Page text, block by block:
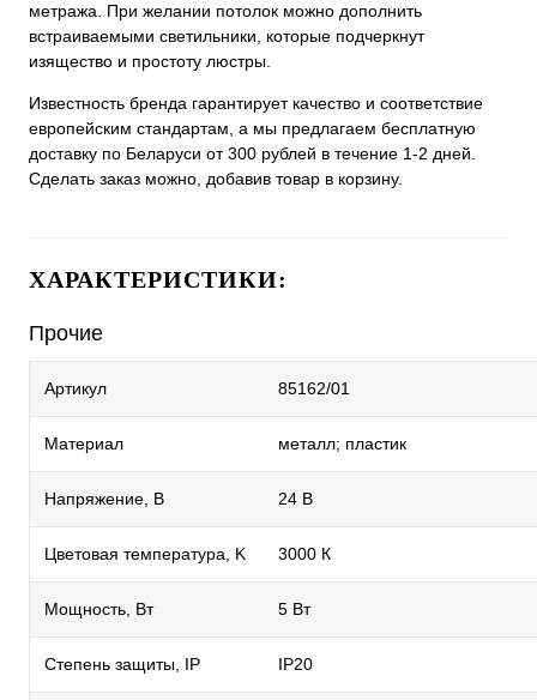
метража. При желании потолок можно дополнить
встраиваемыми светильники, которые подчеркнут
изящество и простоту люстры.
Известность бренда гарантирует качество и соответствие
европейским стандартам, а мы предлагаем бесплатную
доставку по Беларуси от 300 рублей в течение 1-2 дней.
Сделать заказ можно, добавив товар в корзину.
ХАРАКТЕРИСТИКИ:
Прочие
Артикул 85162/01
Материал металл; пластик
Напряжение, В 24 В
Цветовая температура, K 3000 К
Мощность, Вт 5 Вт
Степень защиты, IP IP20